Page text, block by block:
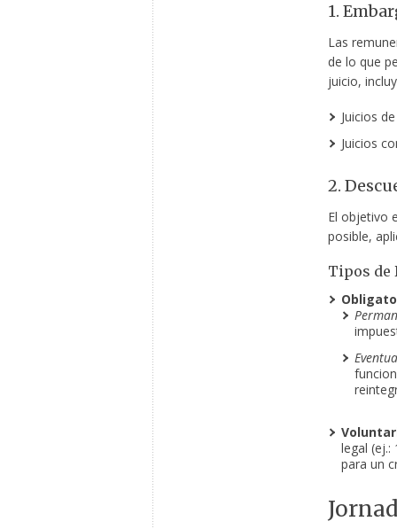
1.
Las
de lo que
juicio,
Juicios
Juicios
2.
El objetivo
posible,
Tipos de
legal
para un